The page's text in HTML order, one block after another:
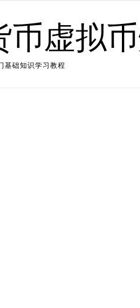
币虚拟
基础知识学习教程